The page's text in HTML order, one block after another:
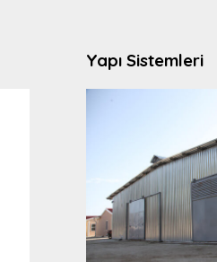
Yapı Sistemleri